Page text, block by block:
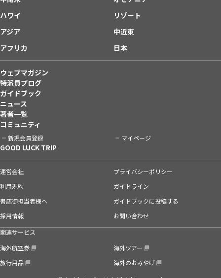
ハワイ
リゾート
アジア
中近東
アフリカ
日本
ウェブマガジン
特派員ブログ
ガイドブック
ニュース
著者一覧
コミュニティ
新規会員登録 マイページ
GOOD LUCK TRIP
運営会社
プライバシーポリシー
利用規約
ガイドライン
書店御担当者様へ
ガイドブックに投稿する
採用情報
お問い合わせ
関連サービス
海外航空券
海外ツアー
旅行用品
海外のおみやげ